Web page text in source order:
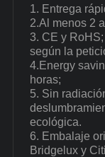
1. Entrega
2.Al menos 2
3. CE y
según la
4.Energy
horas;
5. Sin
ecológica.
6. Embalaje
Bridgelux y